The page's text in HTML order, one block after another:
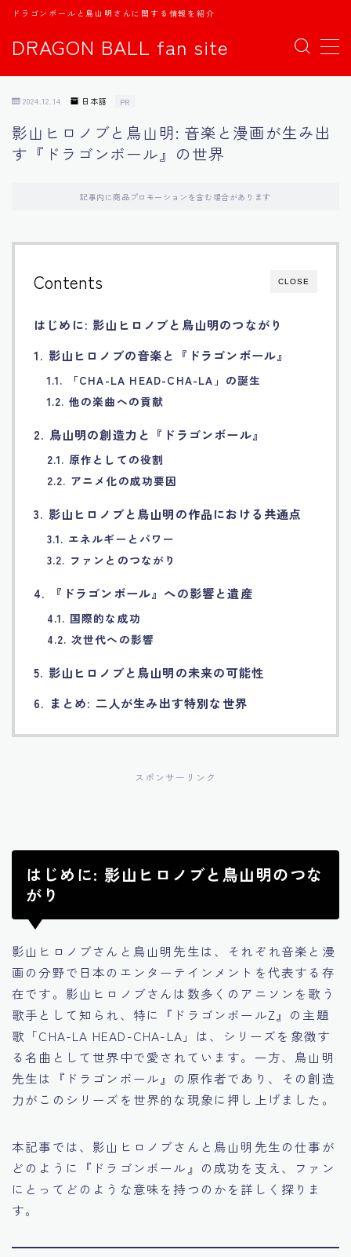
DRAGON BALL fan site
ドラゴンボールと鳥山明さんに関する情報を紹介
MENU
日本語
中文
Español
اللغة العربية
Français
Português
2024.12.14 日本語 PR
影山ヒロノブと鳥山明: 音楽と漫画が生み出
す『ドラゴンボール』の世界
記事内に商品プロモーションを含む場合があります
CLOSE
Contents
はじめに: 影山ヒロノブと鳥山明のつながり
1. 影山ヒロノブの音楽と『ドラゴンボール』
1.1. 「CHA-LA HEAD-CHA-LA」の誕生
1.2. 他の楽曲への貢献
2. 鳥山明の創造力と『ドラゴンボール』
2.1. 原作としての役割
2.2. アニメ化の成功要因
3. 影山ヒロノブと鳥山明の作品における共通点
3.1. エネルギーとパワー
3.2. ファンとのつながり
4. 『ドラゴンボール』への影響と遺産
4.1. 国際的な成功
4.2. 次世代への影響
5. 影山ヒロノブと鳥山明の未来の可能性
6. まとめ: 二人が生み出す特別な世界
スポンサーリンク
はじめに: 影山ヒロノブと鳥山明のつな
がり
影山ヒロノブさんと鳥山明先生は、それぞれ音楽と漫
画の分野で日本のエンターテインメントを代表する存
在です。影山ヒロノブさんは数多くのアニソンを歌う
歌手として知られ、特に『ドラゴンボールZ』の主題
歌「CHA-LA HEAD-CHA-LA」は、シリーズを象徴す
る名曲として世界中で愛されています。一方、鳥山明
先生は『ドラゴンボール』の原作者であり、その創造
力がこのシリーズを世界的な現象に押し上げました。
本記事では、影山ヒロノブさんと鳥山明先生の仕事が
どのように『ドラゴンボール』の成功を支え、ファン
にとってどのような意味を持つのかを詳しく探りま
す。